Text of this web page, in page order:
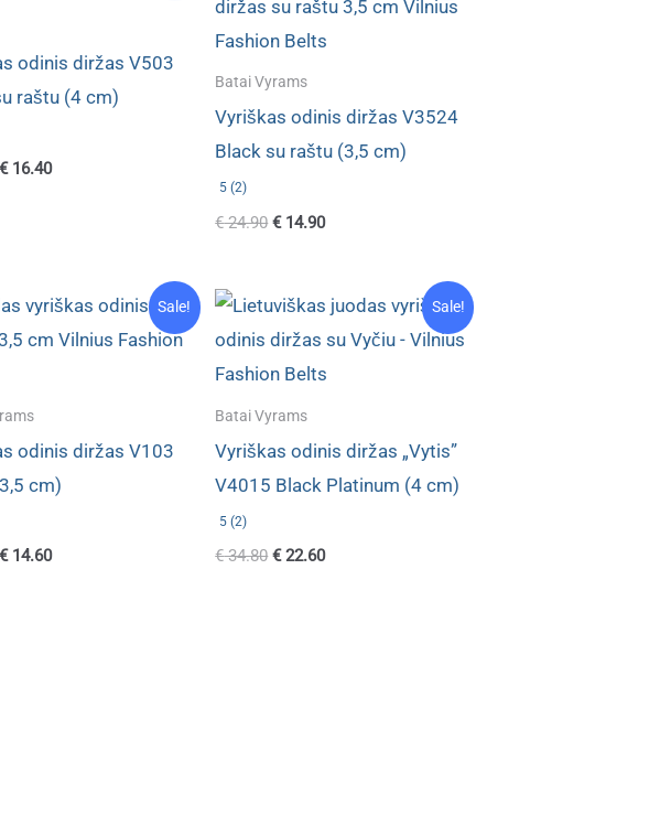
odinis diržas V503
raštu (4 cm)
Original
€16.40Current
Batai Vyrams
Vyriškas odinis diržas V3524
Black su raštu (3,5 cm)
5 (2)
€24.90 Original
€14.90Current
Sale!
odinis diržas V103
cm)
Original
€14.60Current
Sale!
Batai Vyrams
Vyriškas odinis diržas „Vytis”
V4015 Black Platinum (4 cm)
5 (2)
€34.80 Original
€22.60Current